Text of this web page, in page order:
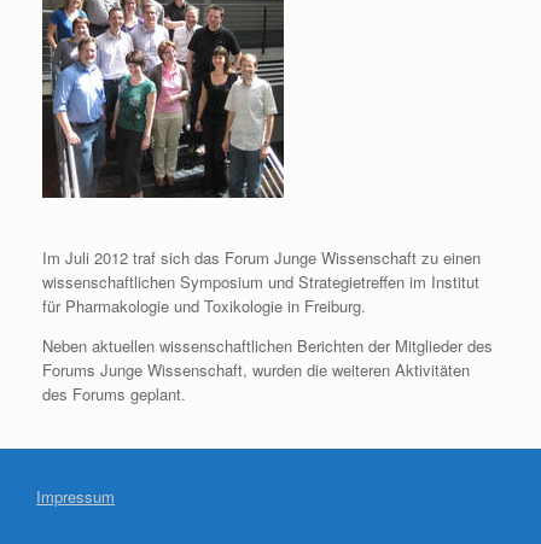
Im Juli 2012 traf sich das Forum Junge Wissenschaft zu einen
wissenschaftlichen Symposium und Strategietreffen im Institut
für Pharmakologie und Toxikologie in Freiburg.
Neben aktuellen wissenschaftlichen Berichten der Mitglieder des
Forums Junge Wissenschaft, wurden die weiteren Aktivitäten
des Forums geplant.
Impressum